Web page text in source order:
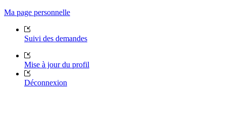
Ma page personnelle
Suivi des demandes
Mise à jour du profil
Déconnexion